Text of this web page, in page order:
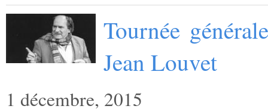
Tournée
Jean Louvet
1 décembre, 2015